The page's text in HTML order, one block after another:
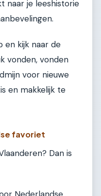
naar je leeshistorie
en kijk naar de
vonden, vonden
voor nieuwe
en makkelijk te
favoriet
Dan is